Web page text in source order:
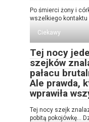
Po śmierci żony i
wszelkiego kontaktu
Ciekawy
Tej nocy
szejków
pałacu
Ale prawda,
wprawiła
Tej nocy szejk
pobitą pokojówkę…